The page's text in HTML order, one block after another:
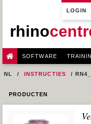
LOGIN
rhino
SOFTWARE
NL INSTRUCTIES
PRODUCTEN